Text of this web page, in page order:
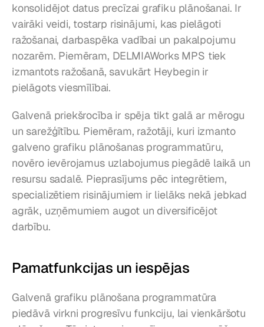
konsolidējot datus precīzai grafiku plānošanai. Ir
vairāki veidi, tostarp risinājumi, kas pielāgoti
ražošanai, darbaspēka vadībai un pakalpojumu
nozarēm. Piemēram, DELMIAWorks MPS tiek
izmantots ražošanā, savukārt Heybegin ir
pielāgots viesmīlībai.
Galvenā priekšrocība ir spēja tikt galā ar mērogu
un sarežģītību. Piemēram, ražotāji, kuri izmanto
galveno grafiku plānošanas programmatūru,
novēro ievērojamus uzlabojumus piegādē laikā un
resursu sadalē. Pieprasījums pēc integrētiem,
specializētiem risinājumiem ir lielāks nekā jebkad
agrāk, uzņēmumiem augot un diversificējot
darbību.
Pamatfunkcijas un iespējas
Galvenā grafiku plānošana programmatūra
piedāvā virkni progresīvu funkciju, lai vienkāršotu